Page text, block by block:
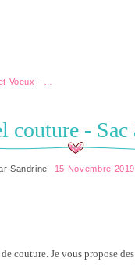
Voeux -
couture - Sac
Sandrine 15 Novembre
couture. Je vous propose